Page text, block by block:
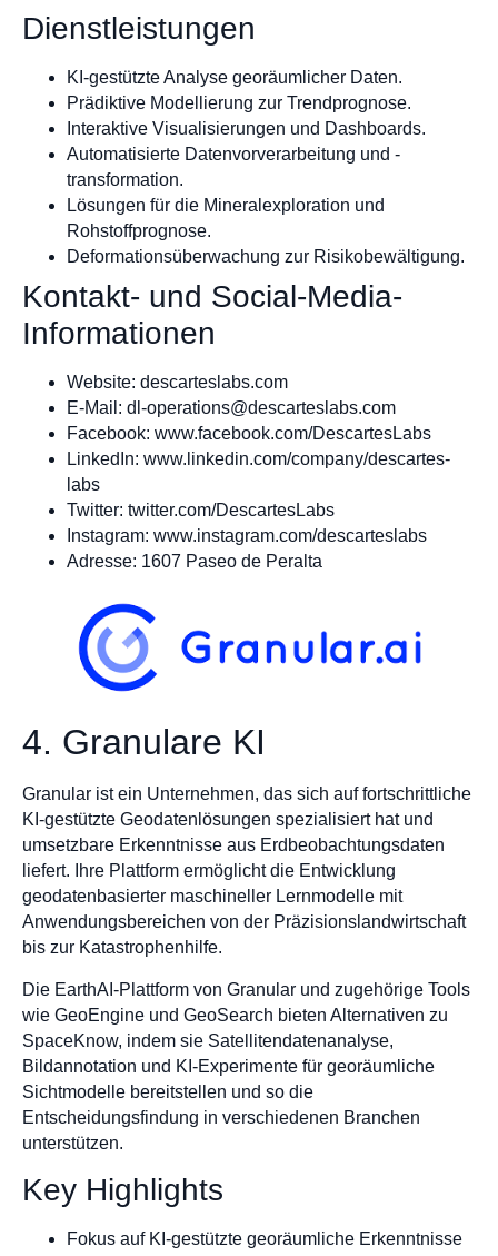
Dienstleistungen
KI-gestützte Analyse georäumlicher Daten.
Prädiktive Modellierung zur Trendprognose.
Interaktive Visualisierungen und Dashboards.
Automatisierte Datenvorverarbeitung und -
transformation.
Lösungen für die Mineralexploration und
Rohstoffprognose.
Deformationsüberwachung zur Risikobewältigung.
Kontakt- und Social-Media-
Informationen
Website: descarteslabs.com
E-Mail: dl-operations@descarteslabs.com
Facebook: www.facebook.com/DescartesLabs
LinkedIn: www.linkedin.com/company/descartes-
labs
Twitter: twitter.com/DescartesLabs
Instagram: www.instagram.com/descarteslabs
Adresse: 1607 Paseo de Peralta
4. Granulare KI
Granular ist ein Unternehmen, das sich auf fortschrittliche
KI-gestützte Geodatenlösungen spezialisiert hat und
umsetzbare Erkenntnisse aus Erdbeobachtungsdaten
liefert. Ihre Plattform ermöglicht die Entwicklung
geodatenbasierter maschineller Lernmodelle mit
Anwendungsbereichen von der Präzisionslandwirtschaft
bis zur Katastrophenhilfe.
Die EarthAI-Plattform von Granular und zugehörige Tools
wie GeoEngine und GeoSearch bieten Alternativen zu
SpaceKnow, indem sie Satellitendatenanalyse,
Bildannotation und KI-Experimente für georäumliche
Sichtmodelle bereitstellen und so die
Entscheidungsfindung in verschiedenen Branchen
unterstützen.
Key Highlights
Fokus auf KI-gestützte georäumliche Erkenntnisse